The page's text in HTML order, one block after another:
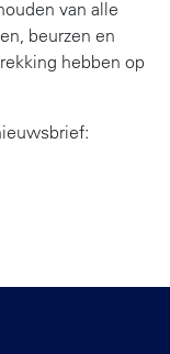
van alle
beurzen en
hebben op